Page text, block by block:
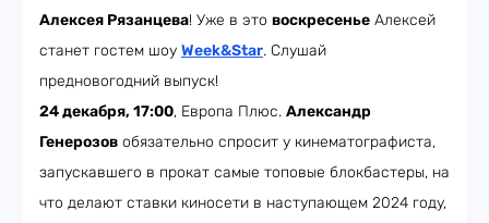
Алексея Рязанцева! Уже в это воскресенье Алексей
станет гостем шоу Week&Star. Слушай
предновогодний выпуск!
24 декабря, 17:00, Европа Плюс. Александр
Генерозов обязательно спросит у кинематографиста,
запускавшего в прокат самые топовые блокбастеры, на
что делают ставки киносети в наступающем 2024 году,